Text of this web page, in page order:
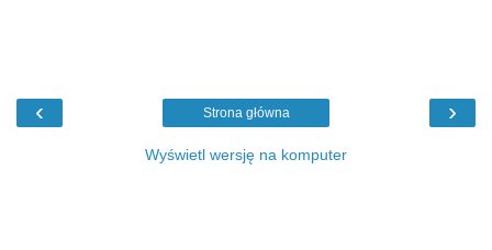
‹ ›
Strona główna
Wyświetl wersję na komputer